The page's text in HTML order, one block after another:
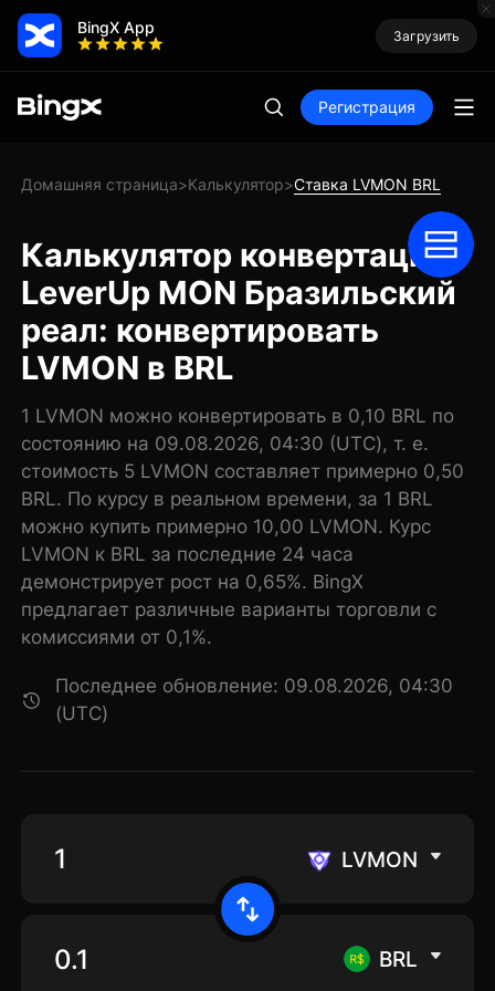
BingX App Загрузить
Регистрация
Домашняя страница>Калькулятор>Ставка LVMON BRL
Калькулятор конвертации
LeverUp MON Бразильский
реал: конвертировать
LVMON в BRL
1 LVMON можно конвертировать в 0,10 BRL по
состоянию на 09.08.2026, 04:30 (UTC), т. е.
стоимость 5 LVMON составляет примерно 0,50
BRL. По курсу в реальном времени, за 1 BRL
можно купить примерно 10,00 LVMON. Курс
LVMON к BRL за последние 24 часа
демонстрирует рост на 0,65%. BingX
предлагает различные варианты торговли с
комиссиями от 0,1%.
Последнее обновление: 09.08.2026, 04:30
(UTC)
LVMON
BRL